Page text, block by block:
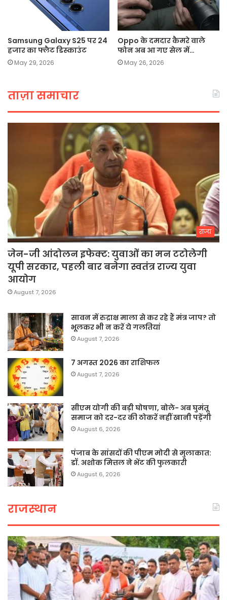
Samsung Galaxy S25 पर 24
हजार का फ्लैट डिस्काउंट
May 29, 2026
Oppo के दमदार कैमरे वाले
फोन अब आ गए सेल में…
May 26, 2026
ताज़ा समाचार
राज्य
जेन-जी आंदोलन इफेक्ट: युवाओं का मन टटोलेगी
यूपी सरकार, पहली बार बनेगा स्वतंत्र राज्य युवा
आयोग
August 7, 2026
सावन में रुद्राक्ष माला से कर रहे हैं मंत्र जाप? तो
भूलकर भी न करें ये गलतियां
August 7, 2026
7 अगस्त 2026 का राशिफल
August 7, 2026
सीएम योगी की बड़ी घोषणा, बोले- अब घुमंतू
समाज को दर-दर की ठोकरें नहीं खानी पड़ेंगी
August 6, 2026
पंजाब के सांसदों की पीएम मोदी से मुलाकात:
डॉ. अशोक मित्तल ने भेंट की फुलकारी
August 6, 2026
राजस्थान